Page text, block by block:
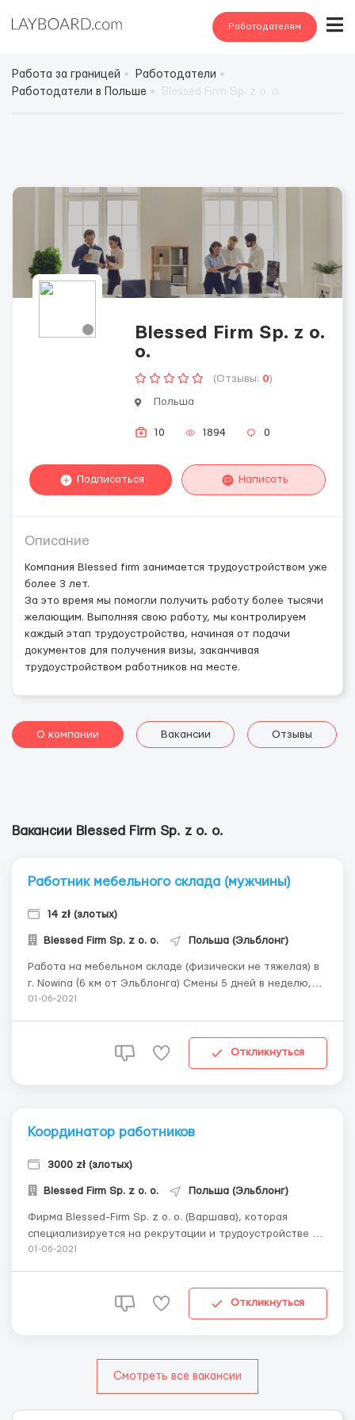
Работодателям
Работа за границей
Работодатели
Работодатели в Польше
Blessed Firm Sp. z o.
o.
(Отзывы: 0)
Польша
10 1894 0
Подписаться Написать
Описание
Компания Blessed firm занимается трудоустройством уже
более 3 лет.
За это время мы помогли получить работу более тысячи
желающим. Выполняя свою работу, мы контролируем
каждый этап трудоустройства, начиная от подачи
документов для получения визы, заканчивая
трудоустройством работников на месте.
О компании Вакансии Отзывы
Вакансии Blessed Firm Sp. z o. o.
Работник мебельного склада (мужчины)
14 zł (злотых)
Blessed Firm Sp. z o. o. Польша (Эльблонг)
Работа на мебельном складе (физически не тяжелая) в
г. Nowina (6 км от Эльблонга) Смены 5 дней в неделю,
пн-пт, в три смены 1-я смена с 6:00 2-я смена с 14:00 3-я
вторую, третью неделю - на ноч...
01-06-2021
Откликнуться
Координатор работников
3000 zł (злотых)
Blessed Firm Sp. z o. o. Польша (Эльблонг)
Фирма Blessed-Firm Sp. z o. o. (Варшава), которая
специализируется на рекрутации и трудоустройстве на
внутреннем и заграничных рынках, ищет кандидата на
(Варминско-мазурское) Что мы предлагаем: ...
01-06-2021
Откликнуться
Смотреть все вакансии